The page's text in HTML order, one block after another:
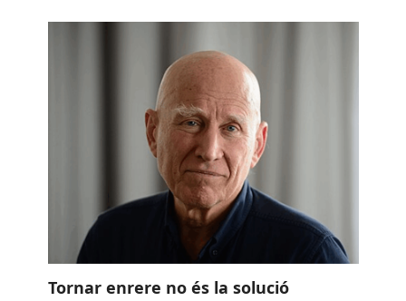
Tornar enrere no és la solució